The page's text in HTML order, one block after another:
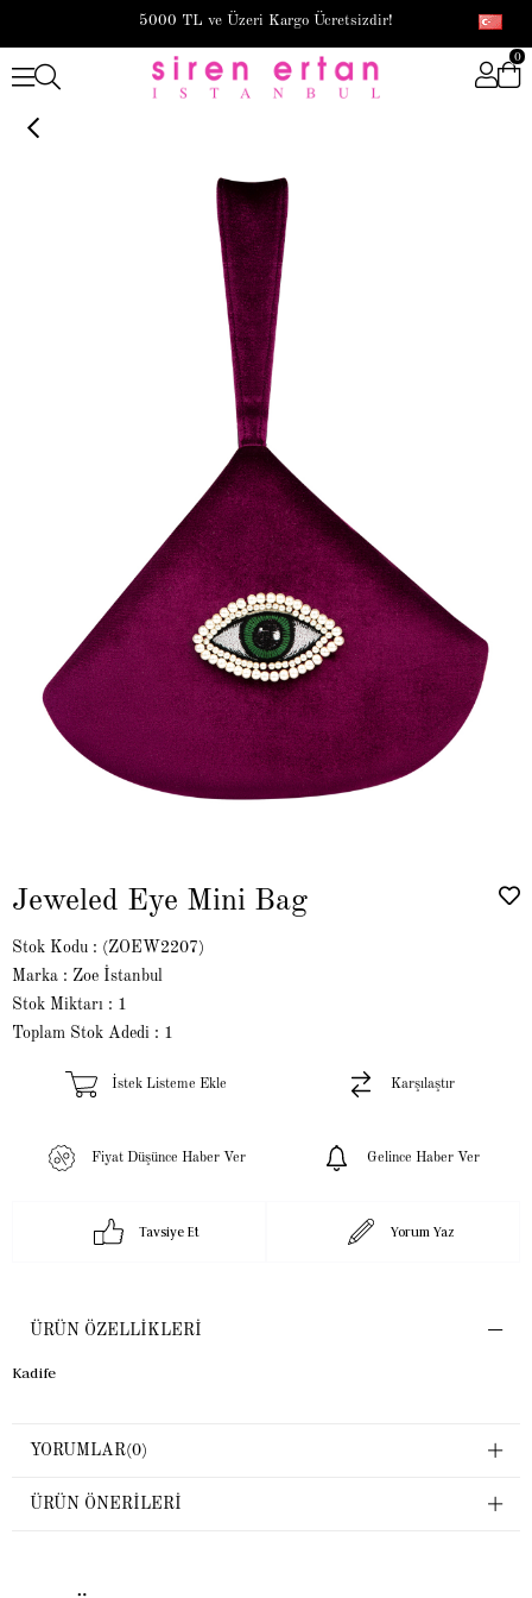
5000 TL ve Üzeri Kargo Ücretsizdir!
0
Jeweled Eye Mini Bag
Stok Kodu
(ZOEW2207)
Marka : Zoe İstanbul
Stok Miktarı : 1
Toplam Stok Adedi : 1
İstek Listeme Ekle Karşılaştır
Fiyat Düşünce Haber Ver Gelince Haber Ver
Tavsiye Et Yorum Yaz
ÜRÜN ÖZELLIKLERI
Kadife
YORUMLAR(0)
ÜRÜN ÖNERILERI